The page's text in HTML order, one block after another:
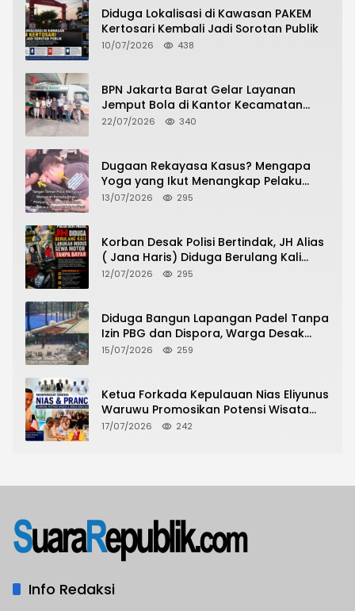
Diduga Lokalisasi di Kawasan PAKEM
Kertosari Kembali Jadi Sorotan Publik
10/07/2026 438
BPN Jakarta Barat Gelar Layanan
Jemput Bola di Kantor Kecamatan
Grogol Petamburan, Warga Antusias
22/07/2026 340
Dugaan Rekayasa Kasus? Mengapa
Yoga yang Ikut Menangkap Pelaku
Pencurian Toko Ponsel di Pancur Batu
13/07/2026 295
Korban Desak Polisi Bertindak, JH Alias
( Jana Haris) Diduga Berulang Kali
Lakukan Modus Sewa Motor Tanpa
12/07/2026 295
Diduga Bangun Lapangan Padel Tanpa
Izin PBG dan Dispora, Warga Desak
CKTRP dan Dispora Jakarta Barat
15/07/2026 259
Ketua Forkada Kepulauan Nias Eliyunus
Waruwu Promosikan Potensi Wisata
Nias di Hadapan Dubes Prancis
17/07/2026 242
Info Redaksi